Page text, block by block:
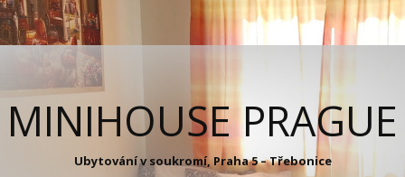
MINIHOUSE PRAGUE
Ubytování v soukromí, Praha 5 – Třebonice